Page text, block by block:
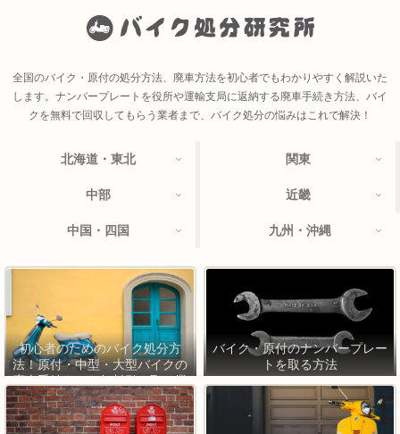
全国のバイク・原付の処分方法、廃車方法を初心者でもわかりやすく解説いた
します。ナンバープレートを役所や運輸支局に返納する廃車手続き方法、バイ
クを無料で回収してもらう業者まで、バイク処分の悩みはこれで解決！
北海道・東北 関東
中部 近畿
中国・四国 九州・沖縄
初心者のためのバイク処分方
法！原付・中型・大型バイクの
廃車手続きから無料引き取り業
者まで
バイク・原付のナンバープレー
トを取る方法